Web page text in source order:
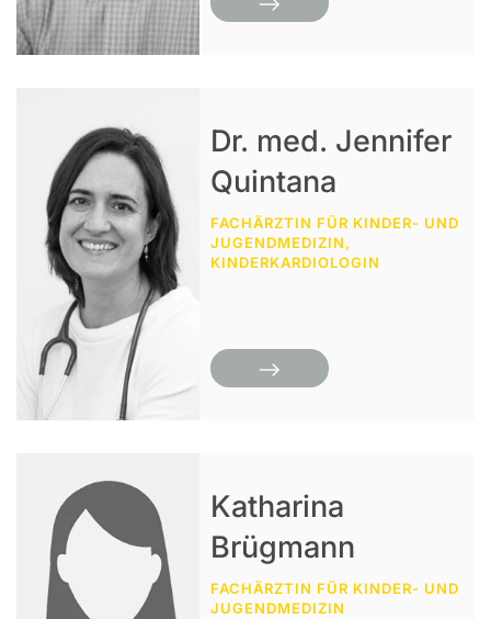
Dr. med. Jennifer
Quintana
FACHÄRZTIN FÜR KINDER- UND
JUGENDMEDIZIN,
KINDERKARDIOLOGIN
Katharina
Brügmann
FACHÄRZTIN FÜR KINDER- UND
JUGENDMEDIZIN